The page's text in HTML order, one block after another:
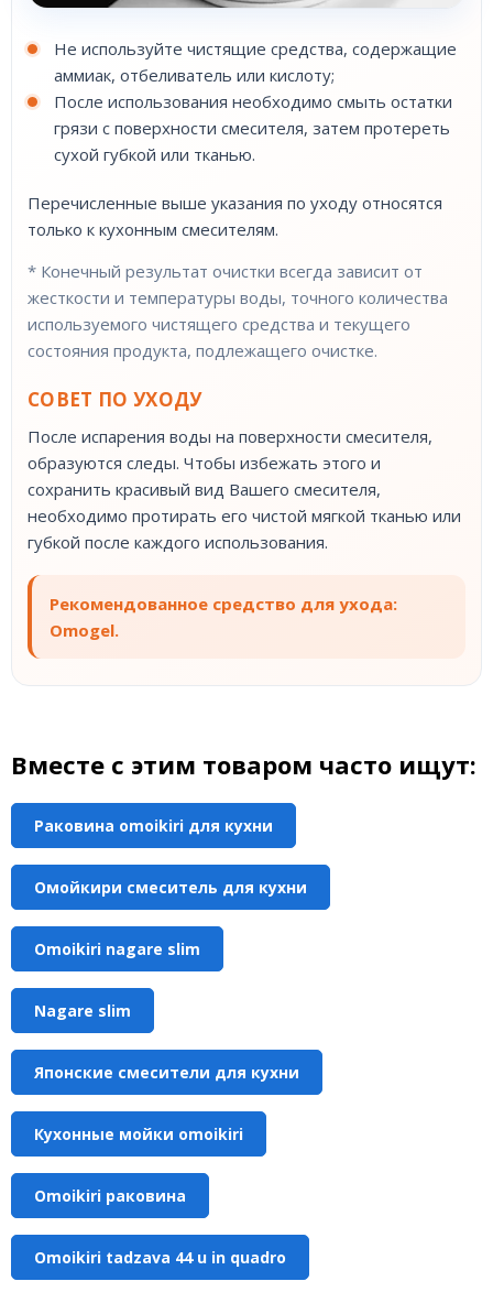
Не используйте чистящие средства, содержащие
аммиак, отбеливатель или кислоту;
После использования необходимо смыть остатки
грязи с поверхности смесителя, затем протереть
сухой губкой или тканью.
Перечисленные выше указания по уходу относятся
только к кухонным смесителям.
* Конечный результат очистки всегда зависит от
жесткости и температуры воды, точного количества
используемого чистящего средства и текущего
состояния продукта, подлежащего очистке.
СОВЕТ ПО УХОДУ
После испарения воды на поверхности смесителя,
образуются следы. Чтобы избежать этого и
сохранить красивый вид Вашего смесителя,
необходимо протирать его чистой мягкой тканью или
губкой после каждого использования.
Рекомендованное средство для ухода:
Omogel.
Вместе с этим товаром часто ищут:
Раковина omoikiri для кухни
Омойкири смеситель для кухни
Omoikiri nagare slim
Nagare slim
Японские смесители для кухни
Кухонные мойки omoikiri
Omoikiri раковина
Omoikiri tadzava 44 u in quadro